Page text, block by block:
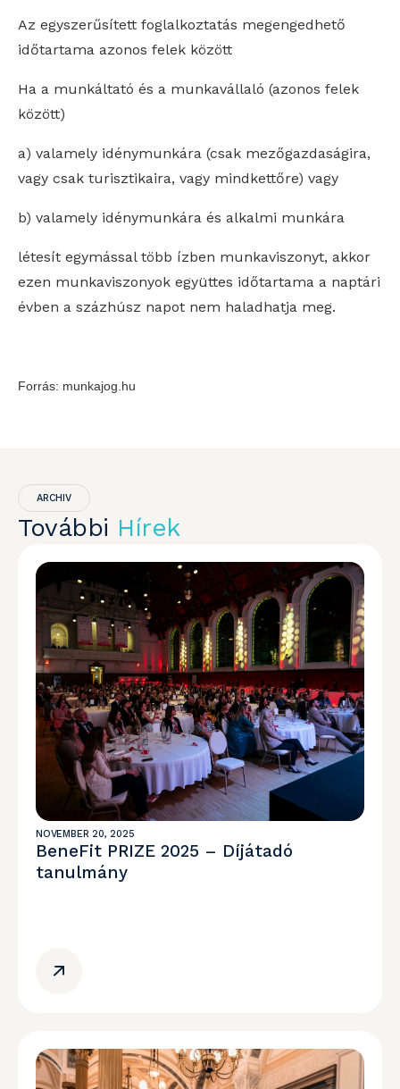
Az egyszerűsített foglalkoztatás megengedhető
időtartama azonos felek között
Ha a munkáltató és a munkavállaló (azonos felek
között)
a) valamely idénymunkára (csak mezőgazdaságira,
vagy csak turisztikaira, vagy mindkettőre) vagy
b) valamely idénymunkára és alkalmi munkára
létesít egymással több ízben munkaviszonyt, akkor
ezen munkaviszonyok együttes időtartama a naptári
évben a százhúsz napot nem haladhatja meg.
Forrás: munkajog.hu
ARCHIV
További Hírek
NOVEMBER 20, 2025
BeneFit PRIZE 2025 – Díjátadó
tanulmány